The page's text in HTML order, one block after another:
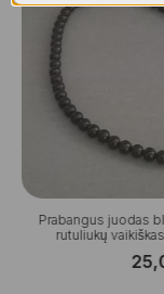
Prabangus juodas
rutuliukų